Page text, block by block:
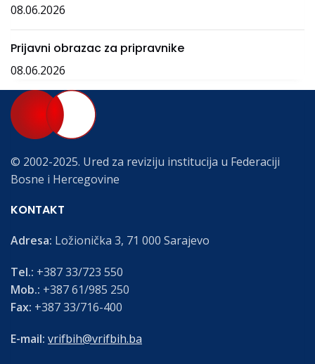
08.06.2026
Prijavni obrazac za pripravnike
08.06.2026
© 2002-2025. Ured za reviziju institucija u Federaciji
Bosne i Hercegovine
KONTAKT
Adresa: Ložionička 3, 71 000 Sarajevo
Tel.: +387 33/723 550
Mob.: +387 61/985 250
Fax: +387 33/716-400
E-mail: vrifbih@vrifbih.ba